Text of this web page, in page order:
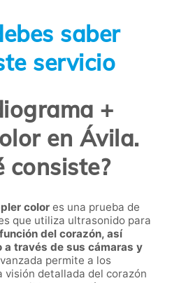
saber
servicio
+
en Ávila.
consiste?
color es una prueba de
que utiliza ultrasonido para
del corazón, así
a través de sus cámaras y
permite a los
visión detallada del corazón